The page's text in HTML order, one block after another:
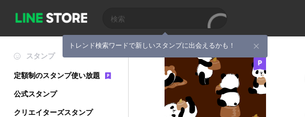
トレンド検索ワードで新しいスタンプに出会えるかも！
スタンプ
定額制のスタンプ使い放題
公式スタンプ
クリエイターズスタンプ